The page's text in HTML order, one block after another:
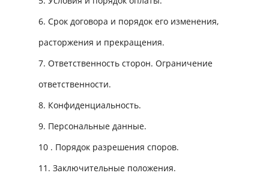
6. Срок договора и порядок его изменения,
расторжения и прекращения.
7. Ответственность сторон. Ограничение
ответственности.
8. Конфиденциальность.
9. Персональные данные.
10 . Порядок разрешения споров.
11. Заключительные положения.